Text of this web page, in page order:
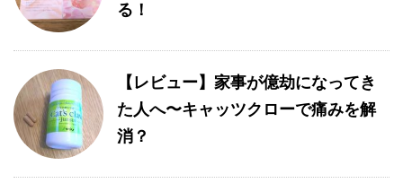
る！
【レビュー】家事が億劫になってき
た人へ〜キャッツクローで痛みを解
消？